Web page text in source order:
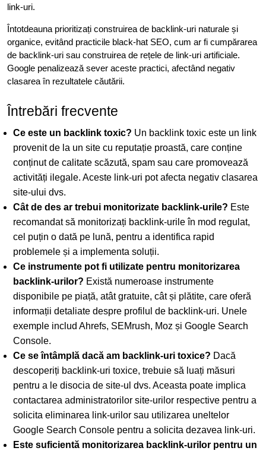
link-uri.
Întotdeauna prioritizați construirea de backlink-uri naturale și
organice, evitând practicile black-hat SEO, cum ar fi cumpărarea
de backlink-uri sau construirea de rețele de link-uri artificiale.
Google penalizează sever aceste practici, afectând negativ
clasarea în rezultatele căutării.
Întrebări frecvente
Ce este un backlink toxic? Un backlink toxic este un link
provenit de la un site cu reputație proastă, care conține
conținut de calitate scăzută, spam sau care promovează
activități ilegale. Aceste link-uri pot afecta negativ clasarea
site-ului dvs.
Cât de des ar trebui monitorizate backlink-urile? Este
recomandat să monitorizați backlink-urile în mod regulat,
cel puțin o dată pe lună, pentru a identifica rapid
problemele și a implementa soluții.
Ce instrumente pot fi utilizate pentru monitorizarea
backlink-urilor? Există numeroase instrumente
disponibile pe piață, atât gratuite, cât și plătite, care oferă
informații detaliate despre profilul de backlink-uri. Unele
exemple includ Ahrefs, SEMrush, Moz și Google Search
Console.
Ce se întâmplă dacă am backlink-uri toxice? Dacă
descoperiți backlink-uri toxice, trebuie să luați măsuri
pentru a le disocia de site-ul dvs. Aceasta poate implica
contactarea administratorilor site-urilor respective pentru a
solicita eliminarea link-urilor sau utilizarea uneltelor
Google Search Console pentru a solicita dezavea link-uri.
Este suficientă monitorizarea backlink-urilor pentru un